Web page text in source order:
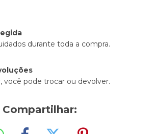
durante toda a compra.
você pode trocar ou devolver.
Compartilhar: